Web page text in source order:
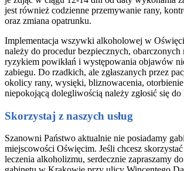
jest również codzienne przemywanie rany,
oraz zmiana opatrunku.
Implementacja wszywki alkoholowej w
należy do procedur bezpiecznych,
ryzykiem powikłań i występowania objawów
zabiegu. Do rzadkich, ale zgłaszanych przez
okolicy rany, wysięki, bliznowacenia,
niepokojącą dolegliwością należy zgłosić się do
Skorzystaj z naszych usług
Szanowni Państwo aktualnie nie posiadamy
miejscowości Oświęcim. Jeśli chcesz skorzystać
leczenia alkoholizmu, serdecznie zapraszamy